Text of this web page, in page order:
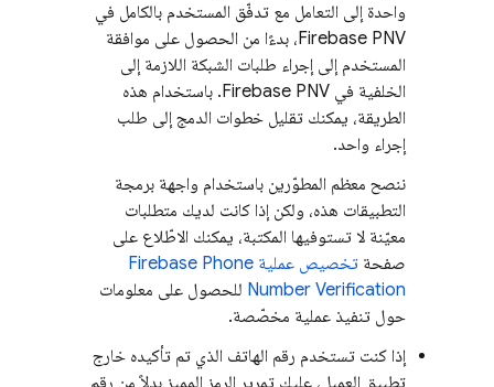
واحدة إلى التعامل مع تدفّق المستخدم بالكامل في
Firebase PNV، بدءًا من الحصول على موافقة
المستخدم إلى إجراء طلبات الشبكة اللازمة إلى
الخلفية في Firebase PNV. باستخدام هذه
الطريقة، يمكنك تقليل خطوات الدمج إلى طلب
إجراء واحد.
ننصح معظم المطوّرين باستخدام واجهة برمجة
التطبيقات هذه، ولكن إذا كانت لديك متطلبات
معيّنة لا تستوفيها المكتبة، يمكنك الاطّلاع على
صفحة تخصيص عملية Firebase Phone
Number Verification للحصول على معلومات
حول تنفيذ عملية مخصّصة.
إذا كنت تستخدم رقم الهاتف الذي تم تأكيده خارج
تطبيق العميل، عليك تمرير الرمز المميز بدلاً من رقم